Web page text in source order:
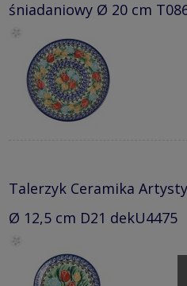
śniadaniowy Ø 20 cm
Talerzyk Ceramika
Ø 12,5 cm D21 dekU4475